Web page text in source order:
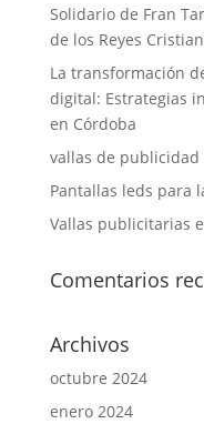
Solidario de Fran
de los Reyes
La transformación
digital: Estrategias
en Córdoba
vallas de publicidad
Pantallas leds para
Vallas publicitarias
Comentarios
Archivos
octubre 2024
enero 2024